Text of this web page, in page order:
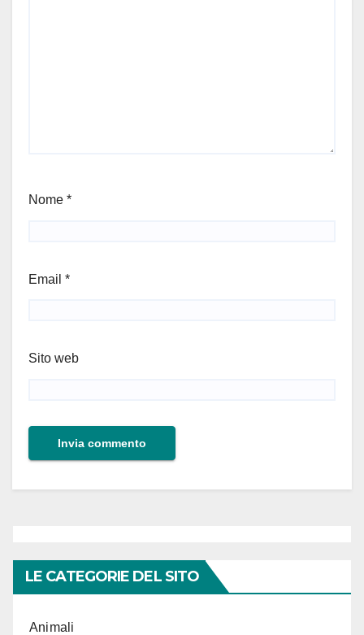
Nome *
Email *
Sito web
LE CATEGORIE DEL SITO
Animali